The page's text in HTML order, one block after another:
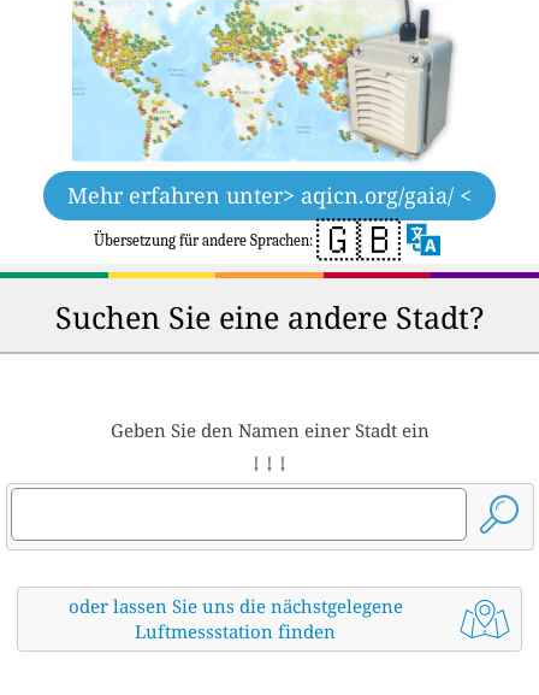
Mehr erfahren unter> aqicn.org/gaia/ <
Übersetzung für andere Sprachen: 🇬🇧
Suchen Sie eine andere Stadt?
Geben Sie den Namen einer Stadt ein
↓ ↓ ↓
oder lassen Sie uns die nächstgelegene
Luftmessstation finden